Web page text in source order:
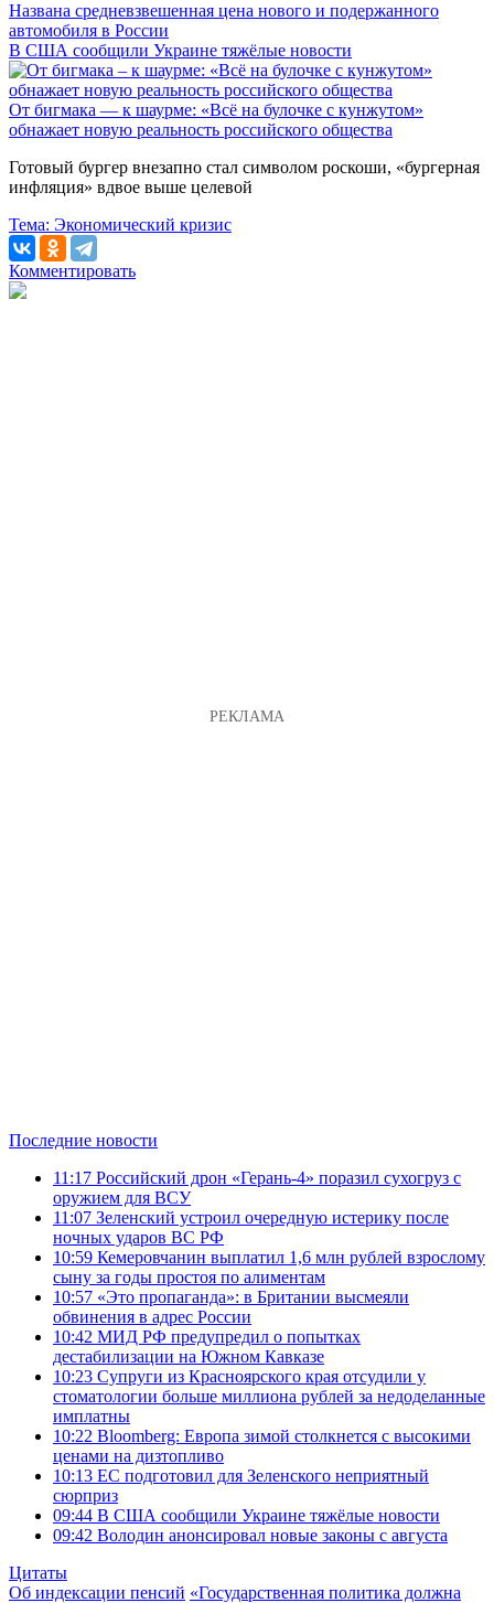
Названа средневзвешенная цена нового и подержанного
автомобиля в России
В США сообщили Украине тяжёлые новости
От бигмака — к шаурме: «Всё на булочке с кунжутом»
обнажает новую реальность российского общества
Готовый бургер внезапно стал символом роскоши, «бургерная
инфляция» вдвое выше целевой
Тема: Экономический кризис
Комментировать
Последние новости
11:17 Российский дрон «Герань-4» поразил сухогруз с
оружием для ВСУ
11:07 Зеленский устроил очередную истерику после
ночных ударов ВС РФ
10:59 Кемеровчанин выплатил 1,6 млн рублей взрослому
сыну за годы простоя по алиментам
10:57 «Это пропаганда»: в Британии высмеяли
обвинения в адрес России
10:42 МИД РФ предупредил о попытках
дестабилизации на Южном Кавказе
10:23 Супруги из Красноярского края отсудили у
стоматологии больше миллиона рублей за недоделанные
имплатны
10:22 Bloomberg: Европа зимой столкнется с высокими
ценами на дизтопливо
10:13 ЕС подготовил для Зеленского неприятный
сюрприз
09:44 В США сообщили Украине тяжёлые новости
09:42 Володин анонсировал новые законы с августа
Цитаты
Об индексации пенсий «Государственная политика должна